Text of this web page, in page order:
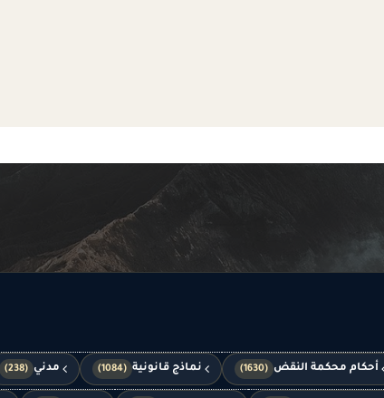
أحكام محكمة النقض (1630) نماذج قانونية (1084) مدني (238)